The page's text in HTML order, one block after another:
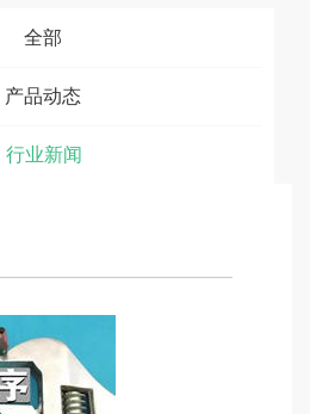
全部
产品动态
行业新闻